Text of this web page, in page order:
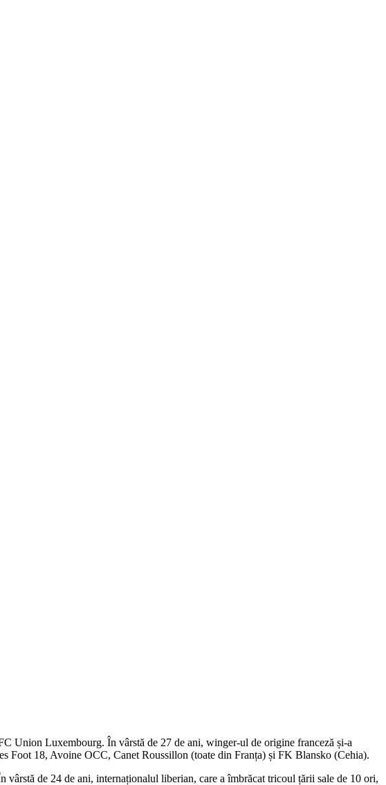
Union Luxembourg. În vârstă de 27 de ani, winger-ul de origine franceză și-a
Foot 18, Avoine OCC, Canet Roussillon (toate din Franța) și FK Blansko (Cehia).
de 24 de ani, internaționalul liberian, care a îmbrăcat tricoul țării sale de 10 ori,